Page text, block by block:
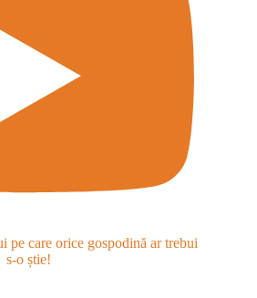
pe care orice gospodină ar trebui
s-o știe!